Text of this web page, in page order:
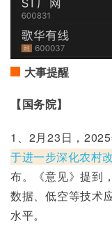
大事提醒
【国务院】
1、2月23日，
于进一步深化农村
布。《意见》提到
数据、低空等技术
水平。